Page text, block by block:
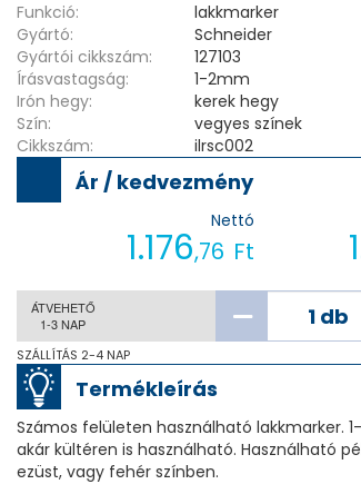
Funkció:
lakkmarker
Gyártó:
Schneider
Gyártói cikkszám:
127103
Írásvastagság:
1-2mm
Irón hegy:
kerek hegy
Szín:
vegyes színek
Cikkszám:
ilrsc002
Ár / kedvezmény
Nettó
1.176,76 Ft
ÁTVEHETŐ
1-3 NAP
SZÁLLÍTÁS 2-4 NAP
Termékleírás
Számos felületen használható lakkmarker.
akár kültéren is használható. Használható
ezüst, vagy fehér színben.